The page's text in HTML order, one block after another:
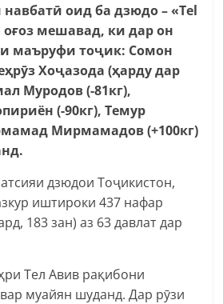
оид ба дзюдо – «Tel
оғоз мешавад, ки дар он
маъруфи тоҷик: Сомон
Хоҷазода (ҳарду дар
Муродов (-81кг),
(-90кг), Темур
Мирмамадов (+100кг)
дзюдои Тоҷикистон,
иштироки 437 нафар
183 зан) аз 63 давлат дар
Тел Авив рақибони
муайян шуданд. Дар рӯзи